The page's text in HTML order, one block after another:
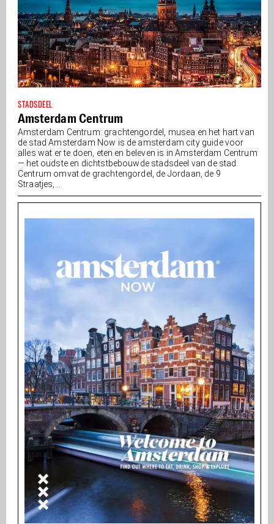
STADSDEEL
Amsterdam Centrum
Amsterdam Centrum: grachtengordel, musea en het hart van
de stad Amsterdam Now is de amsterdam city guide voor
alles wat er te doen, eten en beleven is in Amsterdam Centrum
— het oudste en dichtstbebouwde stadsdeel van de stad.
Centrum omvat de grachtengordel, de Jordaan, de 9
Straatjes,...